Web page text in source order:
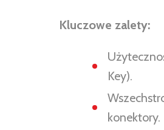
Kluczowe zalety:
Key).
konektory.